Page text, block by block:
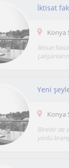
Konya
İktisat
Konya
Birebir de
yönlü